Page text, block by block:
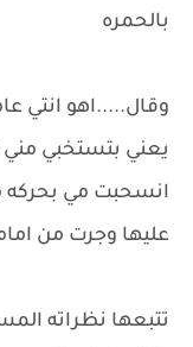
بالحمره
وقال.....اهو انتي
يعني بتستخبي مني
انسحبت مي بحركه
عليها وجرت من
تتبعها نظراته